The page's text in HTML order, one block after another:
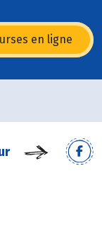
en ligne